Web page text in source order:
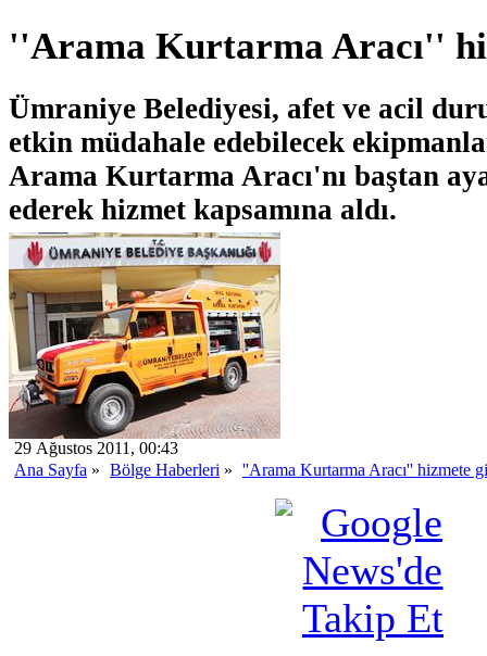
''Arama Kurtarma Aracı''
Ümraniye Belediyesi, afet ve acil
etkin müdahale edebilecek
Arama Kurtarma Aracı'nı baştan
ederek hizmet kapsamına aldı.
29 Ağustos 2011, 00:43
Ana Sayfa » Bölge Haberleri » ''Arama Kurtarma Aracı'' hizmete